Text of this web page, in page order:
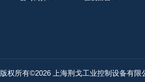
版权所有©2026 上海荆戈工业控制设备有